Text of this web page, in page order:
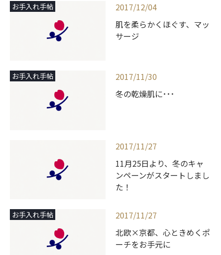
お手入れ手帖
2017/12/04
肌を柔らかくほぐす、マッ
サージ
お手入れ手帖
2017/11/30
冬の乾燥肌に･･･
2017/11/27
11月25日より、冬のキャ
ンペーンがスタートしまし
た！
お手入れ手帖
2017/11/27
北欧×京都、心ときめくポ
ーチをお手元に